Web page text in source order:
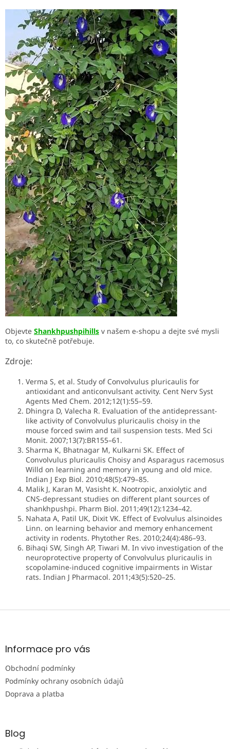
Objevte Shankhpushpihills v našem e-shopu a dejte své mysli
to, co skutečně potřebuje.
Zdroje:
Verma S, et al. Study of Convolvulus pluricaulis for
antioxidant and anticonvulsant activity. Cent Nerv Syst
Agents Med Chem. 2012;12(1):55–59.
Dhingra D, Valecha R. Evaluation of the antidepressant-
like activity of Convolvulus pluricaulis choisy in the
mouse forced swim and tail suspension tests. Med Sci
Monit. 2007;13(7):BR155–61.
Sharma K, Bhatnagar M, Kulkarni SK. Effect of
Convolvulus pluricaulis Choisy and Asparagus racemosus
Willd on learning and memory in young and old mice.
Indian J Exp Biol. 2010;48(5):479–85.
Malik J, Karan M, Vasisht K. Nootropic, anxiolytic and
CNS-depressant studies on different plant sources of
shankhpushpi. Pharm Biol. 2011;49(12):1234–42.
Nahata A, Patil UK, Dixit VK. Effect of Evolvulus alsinoides
Linn. on learning behavior and memory enhancement
activity in rodents. Phytother Res. 2010;24(4):486–93.
Bihaqi SW, Singh AP, Tiwari M. In vivo investigation of the
neuroprotective property of Convolvulus pluricaulis in
scopolamine-induced cognitive impairments in Wistar
rats. Indian J Pharmacol. 2011;43(5):520–25.
Z
aInformace pro vás
Obchodní podmínky
Podmínky ochrany osobních údajů
Doprava a platba
Blog